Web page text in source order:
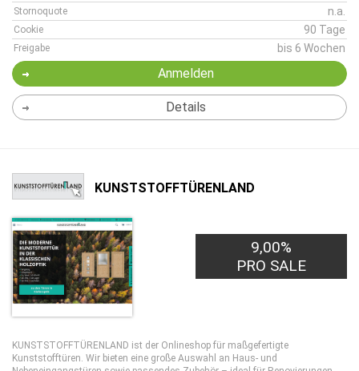
Stornoquote n.a.
Cookie 90 Tage
Freigabe bis 6 Wochen
Anmelden
Details
KUNSTSTOFFTÜRENLAND
9,00%
PRO SALE
KUNSTSTOFFTÜRENLAND ist der Onlineshop für maßgefertigte
Kunststofftüren. Wir bieten eine große Auswahl an Haus- und